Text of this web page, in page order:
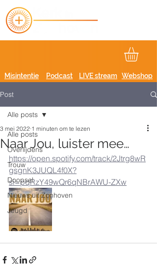
Podcast
Misintentie LIVE stream Webshop
Post
Alle posts
Overlijdens
Trouw
Doopsel
Nieuws uit Zonhoven
Jeugd
Alle posts
Naar Jou, luister mee…
3 mei 2022 1 minuten om te lezen
https://open.spotify.com/track/2Jtrg8wR
gsgnK3JUQL4f0X?
si=pqRzY49wQr6qNBrAWU-ZXw